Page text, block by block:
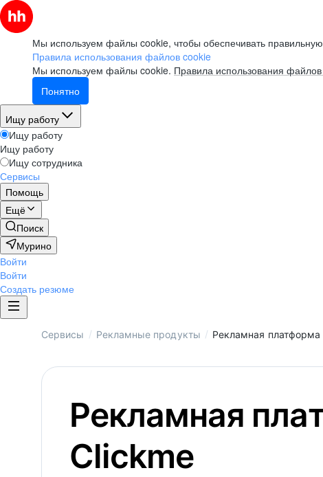
Мы используем файлы cookie, чтобы обеспечивать
Правила использования файлов cookie
Мы используем файлы cookie. Правила использования
Понятно
Ищу работу
Ищу работу
Ищу работу
Ищу сотрудника
Сервисы
Помощь
Ещё
Поиск
Мурино
Войти
Войти
Создать резюме
Сервисы / Рекламные продукты / Рекламная платформа
Рекламная
Clickme